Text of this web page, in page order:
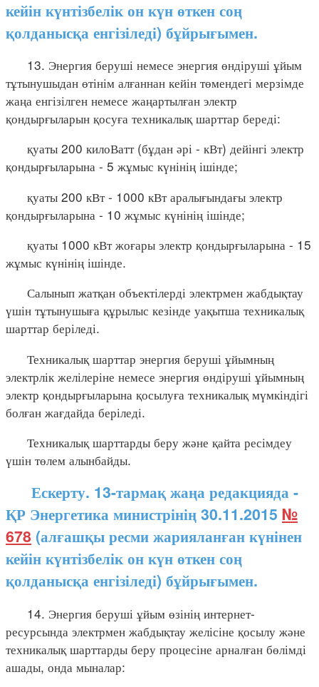
кейін күнтізбелік он күн өткен соң
қолданысқа енгізіледі) бұйрығымен.
13. Энергия беруші немесе энергия өндіруші ұйым
тұтынушыдан өтінім алғаннан кейін төмендегі мерзімде
жаңа енгізілген немесе жаңартылған электр
қондырғыларын қосуға техникалық шарттар береді:
қуаты 200 килоВатт (бұдан әрі - кВт) дейінгі электр
қондырғыларына - 5 жұмыс күнінің ішінде;
қуаты 200 кВт - 1000 кВт аралығындағы электр
қондырғыларына - 10 жұмыс күнінің ішінде;
қуаты 1000 кВт жоғары электр қондырғыларына - 15
жұмыс күнінің ішінде.
Салынып жатқан объектілерді электрмен жабдықтау
үшін тұтынушыға құрылыс кезінде уақытша техникалық
шарттар беріледі.
Техникалық шарттар энергия беруші ұйымның
электрлік желілеріне немесе энергия өндіруші ұйымның
электр қондырғыларына қосылуға техникалық мүмкіндігі
болған жағдайда беріледі.
Техникалық шарттарды беру және қайта ресімдеу
үшін төлем алынбайды.
Ескерту. 13-тармақ жаңа редакцияда -
ҚР Энергетика министрінің 30.11.2015 №
678 (алғашқы ресми жарияланған күнінен
кейін күнтізбелік он күн өткен соң
қолданысқа енгізіледі) бұйрығымен.
14. Энергия беруші ұйым өзінің интернет-
ресурсында электрмен жабдықтау желісіне қосылу және
техникалық шарттарды беру процесіне арналған бөлімді
ашады, онда мыналар: